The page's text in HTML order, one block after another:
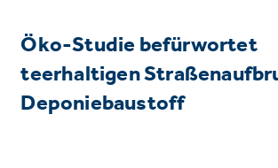
Öko-Studie befürwortet
teerhaltigen
Deponiebaustoff